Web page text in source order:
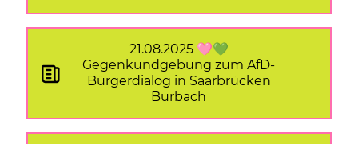
21.08.2025 🩷💚
Gegenkundgebung zum AfD-
Bürgerdialog in Saarbrücken
Burbach